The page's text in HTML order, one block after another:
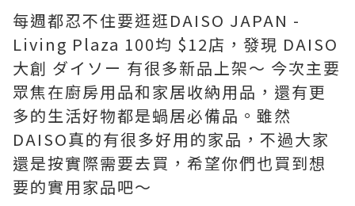
每週都忍不住要逛逛DAISO JAPAN -
Living Plaza 100均 $12店，發現 DAISO
大創 ダイソー 有很多新品上架～ 今次主要
眾焦在廚房用品和家居收納用品，還有更
多的生活好物都是蝸居必備品。雖然
DAISO真的有很多好用的家品，不過大家
還是按實際需要去買，希望你們也買到想
要的實用家品吧～